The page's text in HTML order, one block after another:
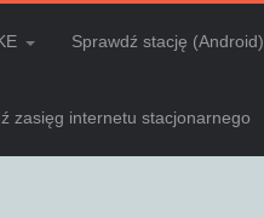
Sprawdź stację (Android)
zasięg internetu stacjonarnego